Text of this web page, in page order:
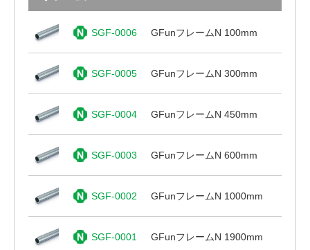
SGF-0006 GFunフレームN 100mm
SGF-0005 GFunフレームN 300mm
SGF-0004 GFunフレームN 450mm
SGF-0003 GFunフレームN 600mm
SGF-0002 GFunフレームN 1000mm
SGF-0001 GFunフレームN 1900mm